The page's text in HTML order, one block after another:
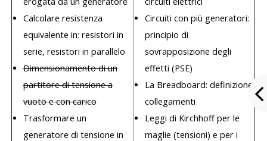
Calcolare resistenza
equivalente in: resistori in
serie, resistori in parallelo
Dimensionamento di un
partitore di tensione a
vuoto e con carico
Trasformare un
generatore di tensione in
Circuiti con più generatori:
principio di
sovrapposizione degli
effetti (PSE)
La Breadboard: definizione;
collegamenti
Leggi di Kirchhoff per le
maglie (tensioni) e per i